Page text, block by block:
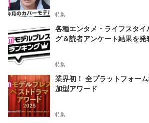
特集
各種エンタメ・ライフスタ
グ＆読者アンケート結果を発
特集
業界初！ 全プラットフォー
加型アワード
特集